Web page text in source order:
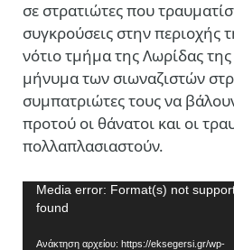
σε στρατιώτες που
συγκρούσεις στην περιοχής
νότιο τμήμα της Λωρίδας της
μήνυμα των σιωναζιστών
συμπατριώτες τους να
προτού οι θάνατοι και οι
πολλαπλασιαστούν.
Πρόγραμμα
Αναπαραγωγής
Βίντεο
Media error: Format(s) not
found
Ανάκτηση αρχείου: https://eksegersi.gr/wp-